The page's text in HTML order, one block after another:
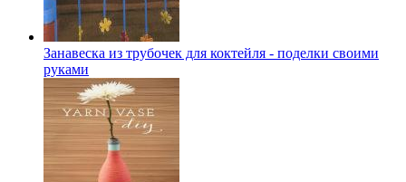
Занавеска из трубочек для коктейля - поделки своими
руками